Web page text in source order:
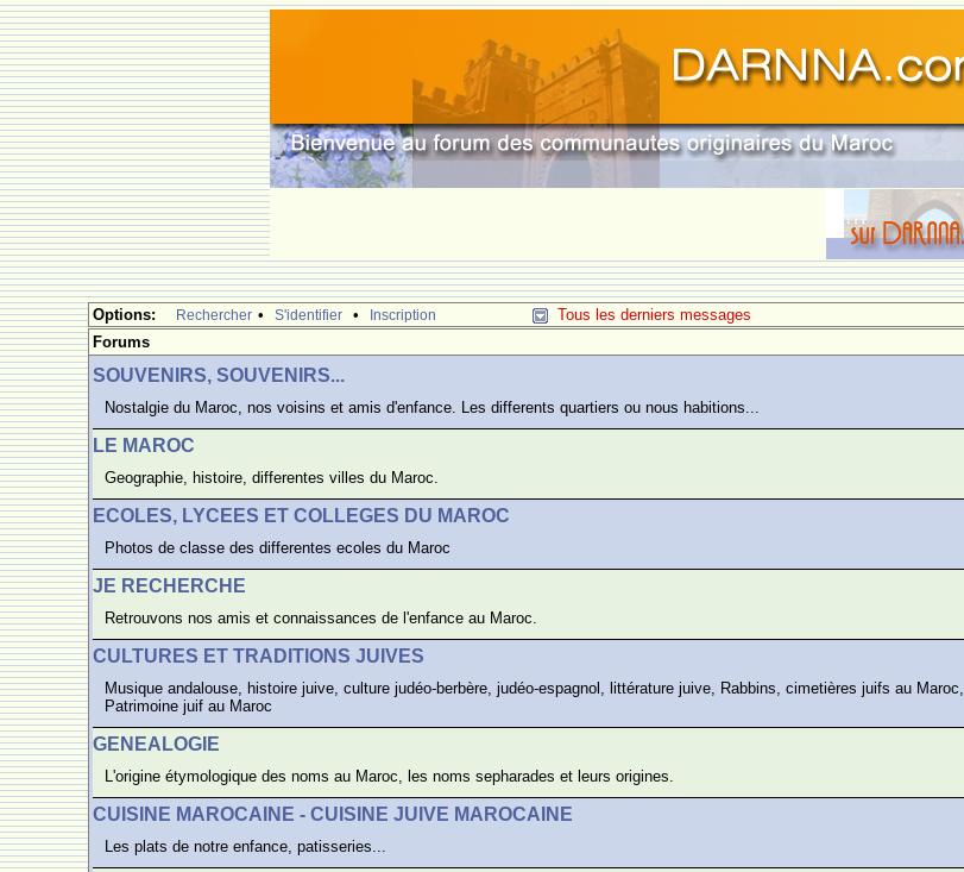
Options: Rechercher • S'identifier • Inscription
Tous les derniers messages
Forums
SOUVENIRS, SOUVENIRS...
Nostalgie du Maroc, nos voisins et amis d'enfance. Les differents quartiers ou nous habitions...
LE MAROC
Geographie, histoire, differentes villes du Maroc.
ECOLES, LYCEES ET COLLEGES DU MAROC
Photos de classe des differentes ecoles du Maroc
JE RECHERCHE
Retrouvons nos amis et connaissances de l'enfance au Maroc.
CULTURES ET TRADITIONS JUIVES
Musique andalouse, histoire juive, culture judéo-berbère, judéo-espagnol, littérature juive, Rabbins, cimetières juifs au Maroc,
Patrimoine juif au Maroc
GENEALOGIE
L'origine étymologique des noms au Maroc, les noms sepharades et leurs origines.
CUISINE MAROCAINE - CUISINE JUIVE MAROCAINE
Les plats de notre enfance, patisseries...